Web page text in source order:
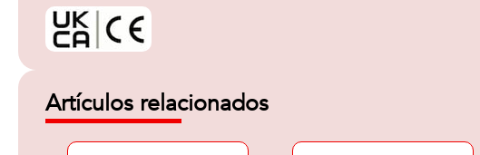
Artículos relacionados